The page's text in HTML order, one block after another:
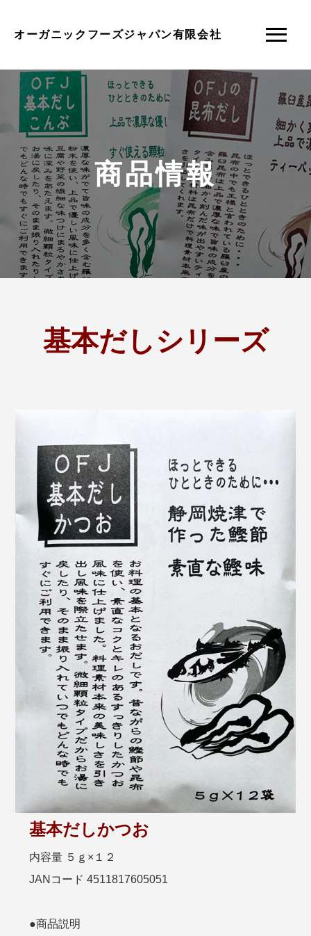
オーガニックフーズジャパン有限会社
商品情報
基本だしシリーズ
基本だしかつお
内容量 ５ｇ×１２
JANコード 4511817605051
●商品説明